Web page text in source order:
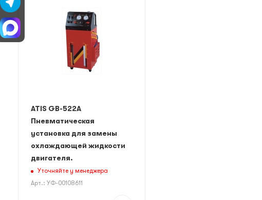
ATIS GB-522A
Пневматическая
установка для замены
охлаждающей жидкости
двигателя.
Уточняйте у менеджера
Арт.: УФ-00108611